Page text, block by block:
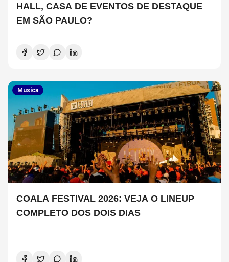
HALL, CASA DE EVENTOS DE DESTAQUE
EM SÃO PAULO?
Musica
COALA FESTIVAL 2026: VEJA O LINEUP
COMPLETO DOS DOIS DIAS